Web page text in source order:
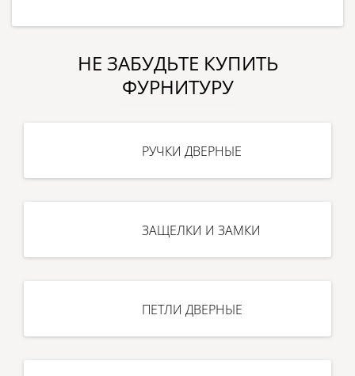
НЕ ЗАБУДЬТЕ КУПИТЬ
ФУРНИТУРУ
РУЧКИ ДВЕРНЫЕ
ЗАЩЕЛКИ И ЗАМКИ
ПЕТЛИ ДВЕРНЫЕ